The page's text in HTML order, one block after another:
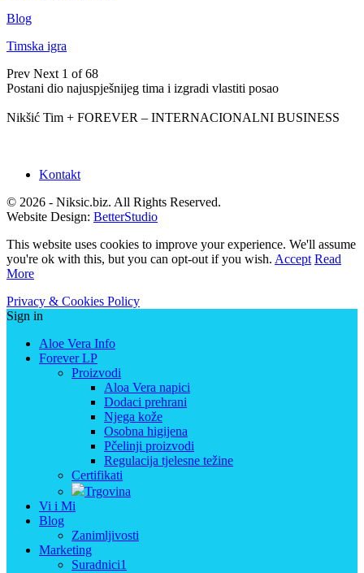
Blog
Timska igra
Prev Next 1 of 68
Postani dio najuspješnijeg tima i izgradi vlastiti posao
Nikšić Tim + FOREVER – INTERNACIONALNI BUSINESS
Kontakt
© 2026 - Niksic.biz. All Rights Reserved.
Website Design: BetterStudio
This website uses cookies to improve your experience. We'll assume
you're ok with this, but you can opt-out if you wish. Accept Read
More
Privacy & Cookies Policy
Sign in
Aloe Vera Info
Forever LP
Proizvodi
Aloa Vera napici
Dodaci prehrani
Njega kože
Osobna higijena
Pčelinji proizvodi
Regulacija tjelesne težine
Certifikati
Trgovina
Vi i Mi
Blog
Zanimljivosti
Marketing
Suradnici1